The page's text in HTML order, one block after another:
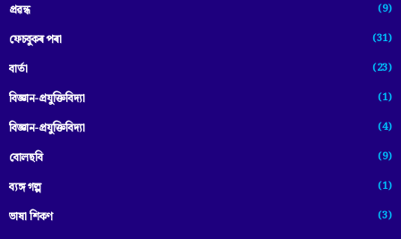
প্ৰৱন্ধ (9)
ফেচবুকৰ পৰা (31)
বাৰ্তা (23)
বিজ্ঞান-প্রযুক্তিবিদ্যা (1)
বিজ্ঞান-প্ৰযুক্তিবিদ্যা (4)
বোলছবি (9)
ব্যঙ্গ গল্প (1)
ভাষা শিকণ (3)